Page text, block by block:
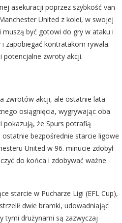
asekuracji poprzez szybkość van
United z kolei, w swojej
być gotowi do gry w ataku i
zapobiegać kontratakom rywala.
potencjalne zwroty akcji.
zwrotów akcji, ale ostatnie lata
osiągnięcia, wygrywając oba
pokazują, że Spurs potrafią
bezpośrednie starcie ligowe
United w 96. minucie zdobył
do końca i zdobywać ważne
starcie w Pucharze Ligi (EFL Cup),
dwie bramki, udowadniając
tymi drużynami są zazwyczaj